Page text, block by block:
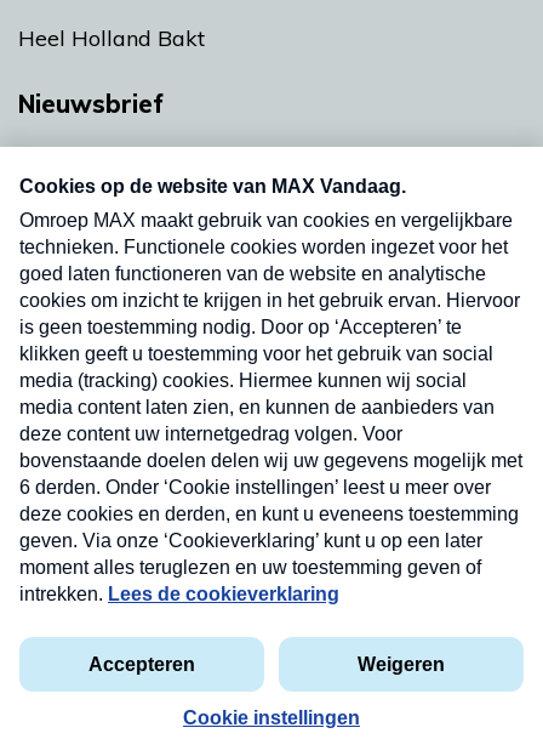
Heel Holland Bakt
Nieuwsbrief
nieuwsbrief. Elke vrijdag- en dinsdagochtend in
uw mailbox.
Verzend
Privacyverklaring
Cookieverklaring
Kwetsbaarheid melden
Copyright © 2026 MAX Vandaag - Omroep MAX
Nieuwsbrief
Neem hier een gratis abonnement op onze
nieuwsbrief. Elke vrijdag- en dinsdagochtend in uw